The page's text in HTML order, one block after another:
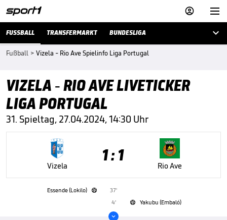


FUSSBALL TRANSFERMARKT BUNDESLIGA 
Fußball > Vizela - Rio Ave Spielinfo Liga Portugal
VIZELA - RIO AVE LIVETICKER
LIGA PORTUGAL
31. Spieltag, 27.04.2024, 14:30 Uhr
Vizela
1 : 1
Rio Ave
Essende (Lokilo) 
37'
4'
 Yakubu (Embaló)
